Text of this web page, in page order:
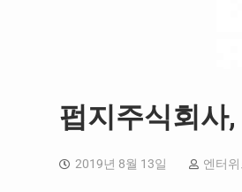
펍지주식회사
2019년 8월 13일 엔터위